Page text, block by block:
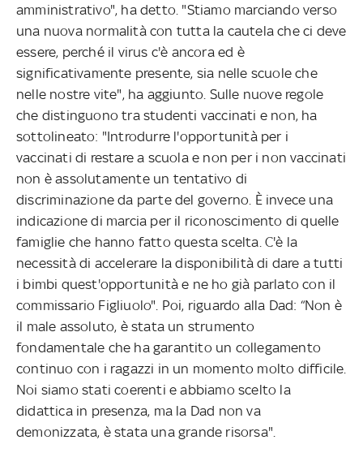
amministrativo", ha detto. "Stiamo marciando verso
una nuova normalità con tutta la cautela che ci deve
essere, perché il virus c'è ancora ed è
significativamente presente, sia nelle scuole che
nelle nostre vite", ha aggiunto. Sulle nuove regole
che distinguono tra studenti vaccinati e non, ha
sottolineato: "Introdurre l'opportunità per i
vaccinati di restare a scuola e non per i non vaccinati
non è assolutamente un tentativo di
discriminazione da parte del governo. È invece una
indicazione di marcia per il riconoscimento di quelle
famiglie che hanno fatto questa scelta. C'è la
necessità di accelerare la disponibilità di dare a tutti
i bimbi quest'opportunità e ne ho già parlato con il
commissario Figliuolo". Poi, riguardo alla Dad: “Non è
il male assoluto, è stata un strumento
fondamentale che ha garantito un collegamento
continuo con i ragazzi in un momento molto difficile.
Noi siamo stati coerenti e abbiamo scelto la
didattica in presenza, ma la Dad non va
demonizzata, è stata una grande risorsa".